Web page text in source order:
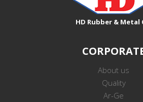
HD Rubber & Metal
About us
Quality
Ar-Ge